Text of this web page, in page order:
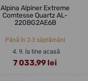
Alpina Alpiner Extreme
Comtesse Quartz AL-
220BG2AE6B
Până în 2-3 săptămâni
4. 9. la tine acasă
7 033,99 lei